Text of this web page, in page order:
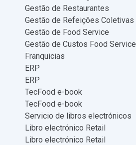
Gestão de Restaurantes
Gestão de Refeições Coletivas
Gestão de Food Service
Gestão de Custos Food Service
Franquicias
ERP
ERP
TecFood e-book
TecFood e-book
Servicio de libros electrónicos
Libro electrónico Retail
Libro electrónico Retail